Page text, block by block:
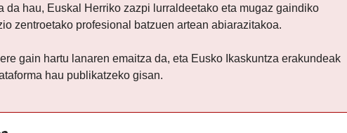
da hau, Euskal Herriko zazpi lurraldeetako eta mugaz gaindiko
zentroetako profesional batzuen artean abiarazitakoa.
gain hartu lanaren emaitza da, eta Eusko Ikaskuntza erakundeak
hau publikatzeko gisan.